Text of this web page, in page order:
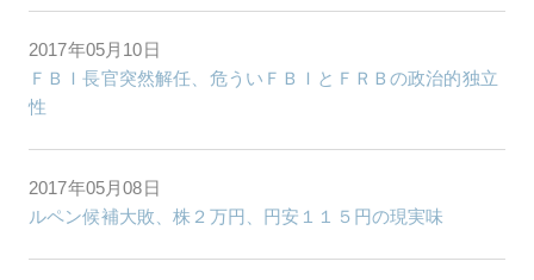
2017年05月10日
ＦＢＩ長官突然解任、危ういＦＢＩとＦＲＢの政治的独立
性
2017年05月08日
ルペン候補大敗、株２万円、円安１１５円の現実味